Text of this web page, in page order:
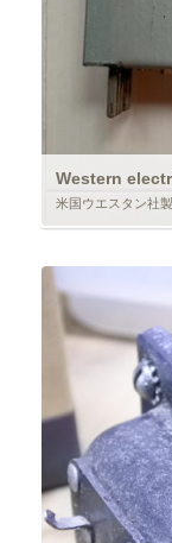
Western